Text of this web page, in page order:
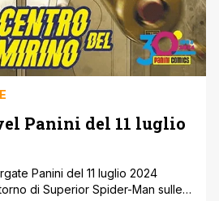
Panini del 11 luglio
Panini del 11 luglio 2024
di Superior Spider-Man sulle